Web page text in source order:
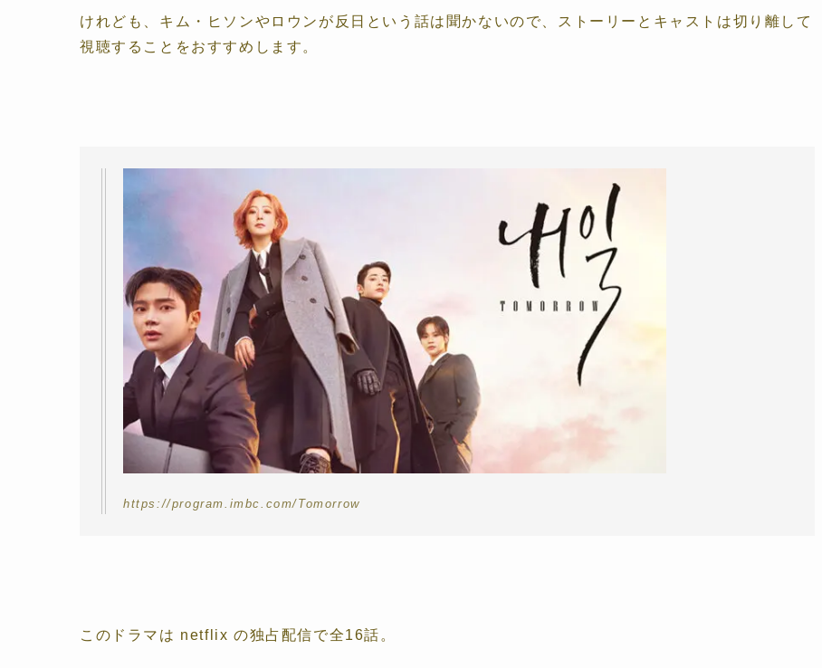
けれども、キム・ヒソンやロウンが反日という話は聞かないので、ストーリーとキャストは切り離して
視聴することをおすすめします。
https://program.imbc.com/Tomorrow
このドラマは netflix の独占配信で全16話。